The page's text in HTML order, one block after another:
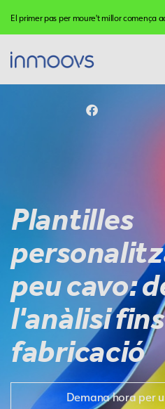
El primer pas per moure't millor comença
Plantilles
peu cavo:
l'anàlisi
fabricació
Demana hora per